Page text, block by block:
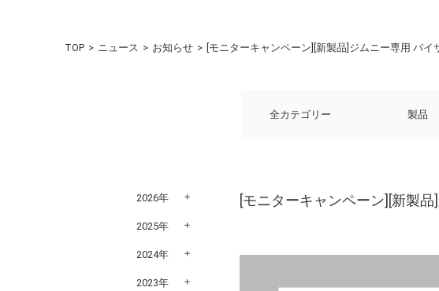
TOP ニュース お知らせ [モニターキャンペーン][新製品]ジムニー専用 バ
全カテゴリー 製品
[モニターキャンペーン][新製
2026年
2025年
2024年
2023年